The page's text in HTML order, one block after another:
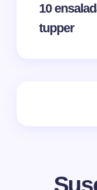
10
tupper